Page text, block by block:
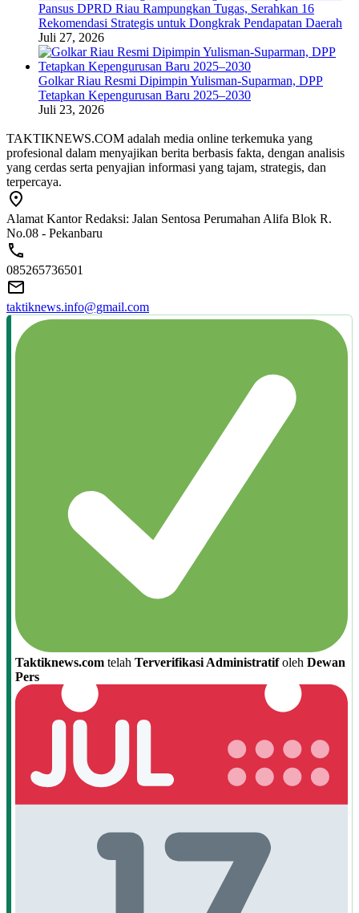
Pansus DPRD Riau Rampungkan Tugas, Serahkan 16
Rekomendasi Strategis untuk Dongkrak Pendapatan Daerah
Juli 27, 2026
Golkar Riau Resmi Dipimpin Yulisman-Suparman, DPP
Tetapkan Kepengurusan Baru 2025–2030
Juli 23, 2026
TAKTIKNEWS.COM adalah media online terkemuka yang
profesional dalam menyajikan berita berbasis fakta, dengan analisis
yang cerdas serta penyajian informasi yang tajam, strategis, dan
terpercaya.
Alamat Kantor Redaksi: Jalan Sentosa Perumahan Alifa Blok R.
No.08 - Pekanbaru
085265736501
taktiknews.info@gmail.com
Taktiknews.com telah Terverifikasi Administratifoleh Dewan
Pers